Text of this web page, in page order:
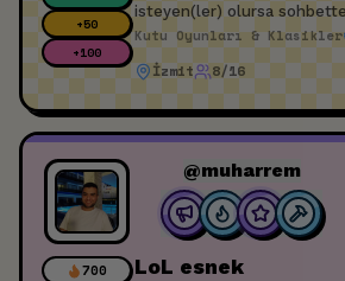
+50
+100
isteyen(ler) olursa
planlama yapabiliriz.
Kutu Oyunları & Klasikler
İzmit 8/16
700
@muharrem
LoL esnek